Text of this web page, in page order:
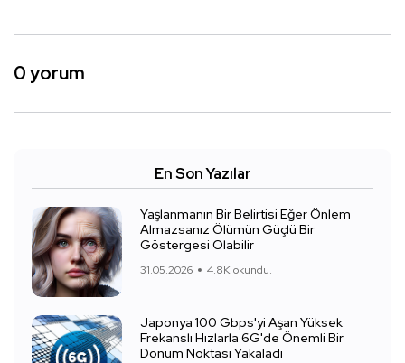
0 yorum
En Son Yazılar
Yaşlanmanın Bir Belirtisi Eğer Önlem
Almazsanız Ölümün Güçlü Bir
Göstergesi Olabilir
31.05.2026 4.8K okundu.
Japonya 100 Gbps'yi Aşan Yüksek
Frekanslı Hızlarla 6G'de Önemli Bir
Dönüm Noktası Yakaladı